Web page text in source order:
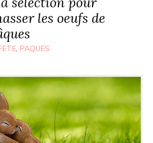
les oeufs de
, PAQUES